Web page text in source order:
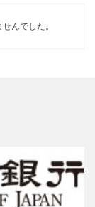
んでした。